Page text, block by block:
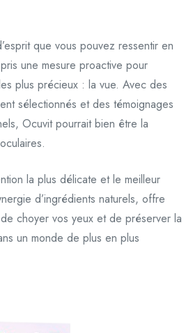
que vous pouvez ressentir en
une mesure proactive pour
plus précieux : la vue. Avec des
sélectionnés et des témoignages
Ocuvit pourrait bien être la
la plus délicate et le meilleur
d’ingrédients naturels, offre
choyer vos yeux et de préserver la
un monde de plus en plus